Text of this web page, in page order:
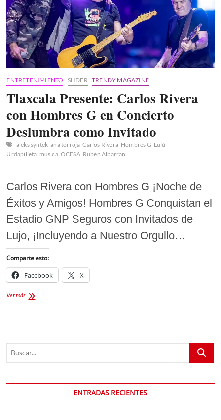
ENTRETENIMIENTO SLIDER TRENDY MAGAZINE
Tlaxcala Presente: Carlos Rivera
con Hombres G en Concierto
Deslumbra como Invitado
aleks syntek ana torroja Carlos Rivera Hombres G Lulú
Urdapilleta musica OCESA Ruben Albarran
Carlos Rivera con Hombres G ¡Noche de
Éxitos y Amigos! Hombres G Conquistan el
Estadio GNP Seguros con Invitados de
Lujo, ¡Incluyendo a Nuestro Orgullo…
Comparte esto:
Facebook X
Ver másTlaxcala
en
Concierto
como
Buscar...
ENTRADAS RECIENTES